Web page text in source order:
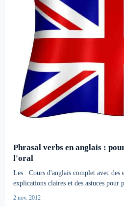
Phrasal verbs en anglais :
l'oral
Les . Cours d'anglais complet avec des
explications claires et des astuces pour
2 nov. 2012